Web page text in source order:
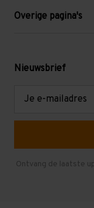
Blog
Levering en afhalen
Overige pagina's
Mezzanine
Verdiepingsvloeren
Gebruikte
Nieuwsbrief
Ontvang de laatste